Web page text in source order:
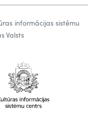
informācijas sistēmu
Valsts